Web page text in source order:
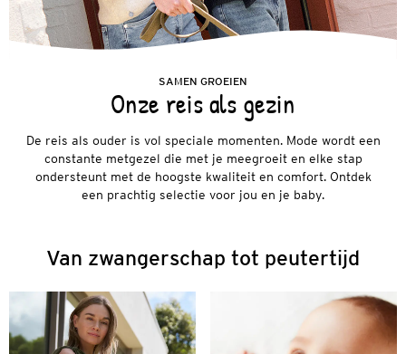
SAMEN GROEIEN
Onze reis als gezin
De reis als ouder is vol speciale momenten. Mode wordt een
constante metgezel die met je meegroeit en elke stap
ondersteunt met de hoogste kwaliteit en comfort. Ontdek
een prachtig selectie voor jou en je baby.
Van zwangerschap tot peutertijd